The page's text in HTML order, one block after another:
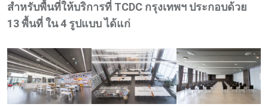
สำหรับพื้นที่ให้บริการที่ TCDC กรุงเทพฯ ประกอบด้วย
13 พื้นที่ ใน 4 รูปแบบ ได้แก่